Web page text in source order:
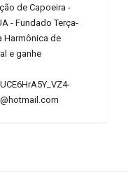
de Capoeira -
- Fundado Terça-
Harmônica de
e ganhe